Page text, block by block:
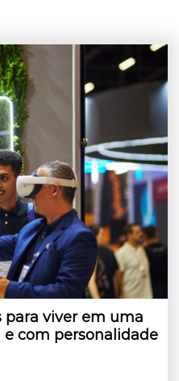
para viver em uma
com personalidade